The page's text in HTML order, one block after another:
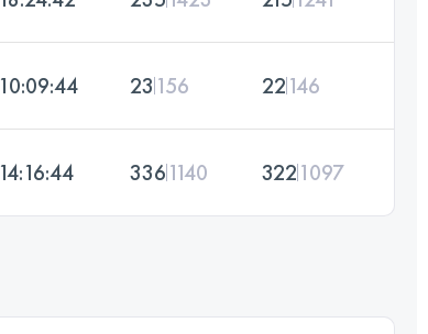
10:09:44 23 156 22146
14:16:44 3361140 3221097